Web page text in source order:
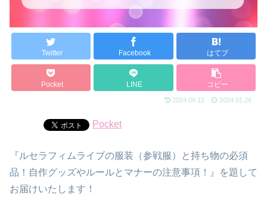
Twitter Facebook はてブ
Pocket LINE コピー
2024.09.12 2024.01.26
Pocket
『ルセラフィムライブの服装（参戦服）と持ち物の必須
品！自作グッズやルールとマナーの注意事項！』を題して
お届けいたします！